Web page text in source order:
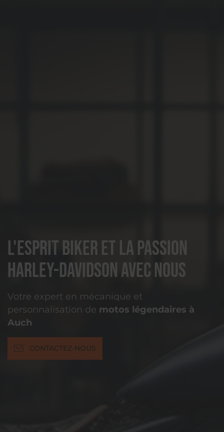
L'esprit biker et la passion
Harley-Davidson avec nous
Votre expert en mécanique et
personnalisation de motos légendaires à
Auch
CONTACTEZ-NOUS